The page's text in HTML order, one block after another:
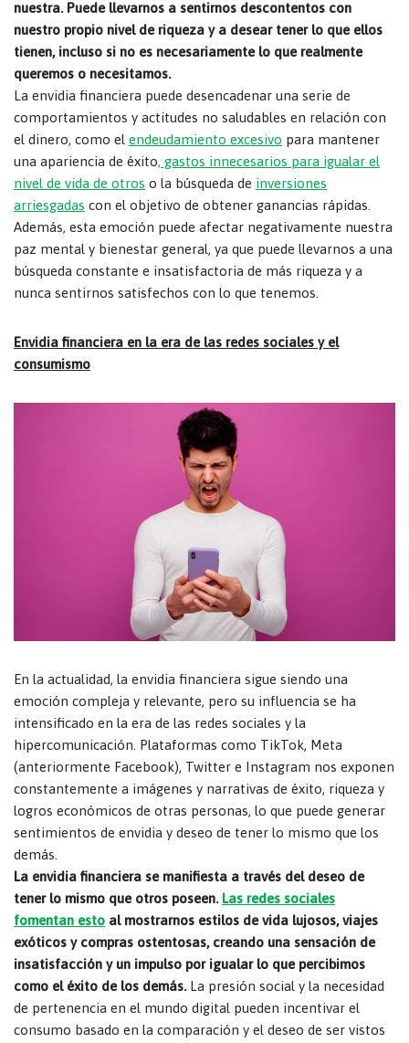
nuestra. Puede llevarnos a sentirnos descontentos con
nuestro propio nivel de riqueza y a desear tener lo que ellos
tienen, incluso si no es necesariamente lo que realmente
queremos o necesitamos.
La envidia financiera puede desencadenar una serie de
comportamientos y actitudes no saludables en relación con
el dinero, como el endeudamiento excesivo para mantener
una apariencia de éxito, gastos innecesarios para igualar el
nivel de vida de otros o la búsqueda de inversiones
arriesgadas con el objetivo de obtener ganancias rápidas.
Además, esta emoción puede afectar negativamente nuestra
paz mental y bienestar general, ya que puede llevarnos a una
búsqueda constante e insatisfactoria de más riqueza y a
nunca sentirnos satisfechos con lo que tenemos.
Envidia financiera en la era de las redes sociales y el
consumismo
En la actualidad, la envidia financiera sigue siendo una
emoción compleja y relevante, pero su influencia se ha
intensificado en la era de las redes sociales y la
hipercomunicación. Plataformas como TikTok, Meta
(anteriormente Facebook), Twitter e Instagram nos exponen
constantemente a imágenes y narrativas de éxito, riqueza y
logros económicos de otras personas, lo que puede generar
sentimientos de envidia y deseo de tener lo mismo que los
demás.
La envidia financiera se manifiesta a través del deseo de
tener lo mismo que otros poseen. Las redes sociales
fomentan esto al mostrarnos estilos de vida lujosos, viajes
exóticos y compras ostentosas, creando una sensación de
insatisfacción y un impulso por igualar lo que percibimos
como el éxito de los demás.La presión social y la necesidad
de pertenencia en el mundo digital pueden incentivar el
consumo basado en la comparación y el deseo de ser vistos